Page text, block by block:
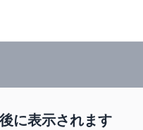
に表示されます